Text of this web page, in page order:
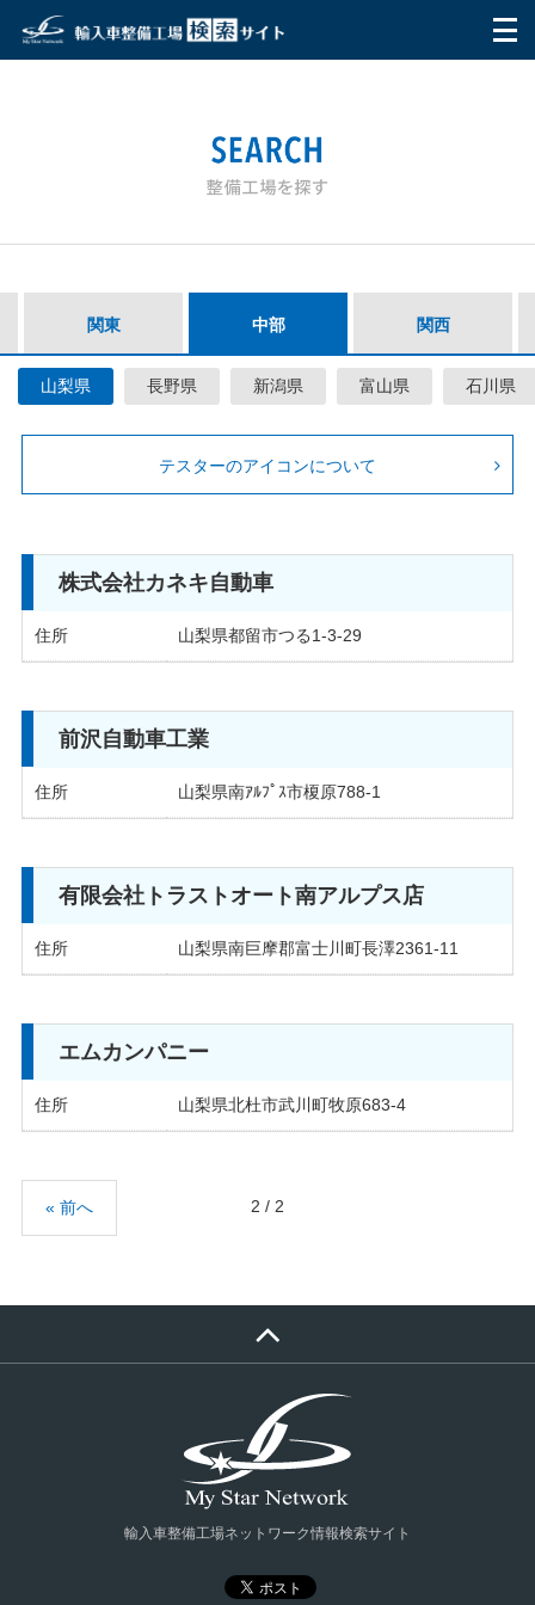
マイ・スターネットワークとは
テスター
お問い合わせ
運営会社
加盟店向け
関東 中部 関西
山梨県 長野県 新潟県 富山県 石川県
テスターのアイコンについて
株式会社カネキ自動車
住所 山梨県都留市つる1-3-29
前沢自動車工業
住所 山梨県南ｱﾙﾌﾟｽ市榎原788-1
有限会社トラストオート南アルプス店
住所 山梨県南巨摩郡富士川町長澤2361-11
エムカンパニー
住所 山梨県北杜市武川町牧原683-4
2 / 2
« 前へ
輸入車整備工場ネットワーク情報検索サイト